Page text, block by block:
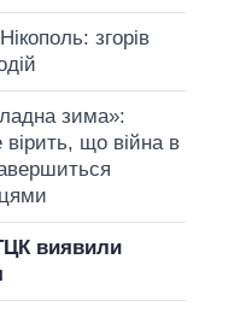
згорів
зима»:
вірить, що війна в
виявили